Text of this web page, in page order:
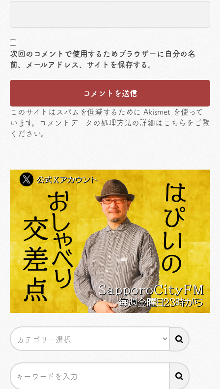
次回のコメントで使用するためブラウザーに自分の名
前、メールアドレス、サイトを保存する。
このサイトはスパムを低減するために Akismet を使って
います。
コメントデータの処理方法の詳細はこちらをご覧
ください。